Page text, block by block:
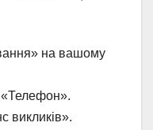
на вашому
«Телефон».
викликів».